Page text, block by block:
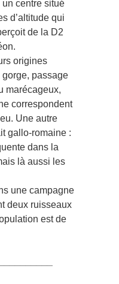
centre situé
d’altitude qui
de la D2
origines
passage
marécageux,
correspondent
Une autre
gallo-romaine :
dans la
là aussi les
une campagne
deux ruisseaux
est de